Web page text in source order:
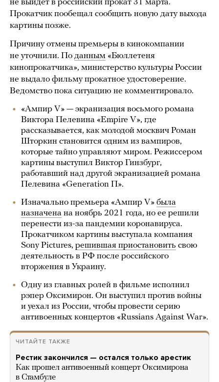
не выйдет в российский прокат 31 марта.
Прокатчик пообещал сообщить новую дату выхода
картины позже.
Причину отмены премьеры в кинокомпании
не уточнили. По данным «Бюллетеня
кинопрокатчика», министерство культуры России
не выдало фильму прокатное удостоверение.
Ведомство пока ситуацию не комментировало.
«Ампир V» — экранизация восьмого романа
Виктора Пелевина «Empire V», где
рассказывается, как молодой москвич Роман
Шторкин становится одним из вампиров,
которые тайно управляют миром. Режиссером
картины выступил Виктор Гинзбург,
работавший над другой экранизацией романа
Пелевина «Generation П».
Изначально премьера «Ампир V» была
назначена на ноябрь 2021 года, но ее решили
перенести из-за пандемии коронавируса.
Прокатчиком картины выступала компания
Sony Pictures, решившая приостановить свою
деятельность в РФ после российского
вторжения в Украину.
Одну из главных ролей в фильме исполнил
рэпер Оксимирон. Он выступил против войны
и уехал из России, чтобы провести серию
антивоенных концертов «Russians Against War».
ЧИТАЙТЕ ТАКЖЕ
Рестик закончился — остался только арестик
Как прошел антивоенный концерт Оксимирона
в Стамбуле